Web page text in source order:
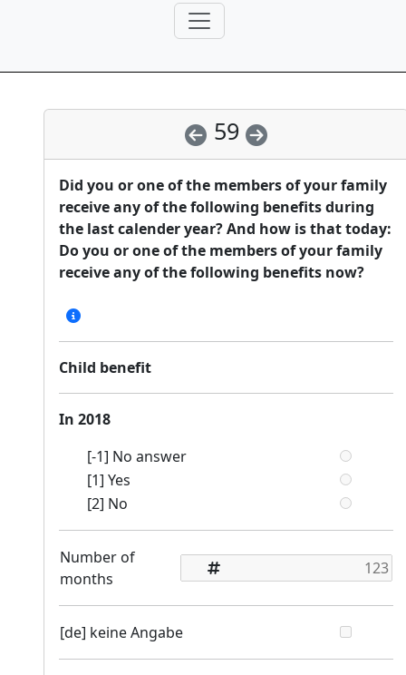
59
Did you or one of the members of your family
receive any of the following benefits during
the last calender year? And how is that today:
Do you or one of the members of your family
receive any of the following benefits now?
Child benefit
In 2018
[-1] No answer
[1] Yes
[2] No
Number of
months
[de] keine Angabe